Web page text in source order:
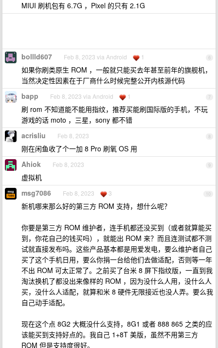
MIUI 刷机包有 6.7G ，Pixel 的只有 2.1G
6
bollld607 Feb 8, 2023 via Android 1
如果你刷类原生 ROM ，一般就只能买去年甚至前年的旗舰机，
当然决定性因素在于厂商什么时候完整公开内核源代码
7
bapp Feb 8, 2023 via Android 1
刷 rom 不知道能不能用指纹，推荐买能刷国际版的手机，不玩
游戏的话 moto ，三星，sony 都不错
8
acrisliu Feb 8, 2023
刚在闲鱼收了个一加 8 Pro 刷氧 OS 用
9
Ahiok Feb 8, 2023
虚拟机
10
msg7086 Feb 8, 2023 3
新机哪来那么好的第三方 ROM 支持，想什么呢？
你要是第三方 ROM 维护者，连手机都还没买到（或者就算能买
到，你花自己的钱买吗），就能出 ROM 来？而且连测试都不测
试就直接发布吗。这些产品基本都是用爱发电，要么维护者自己
买了这个手机日用，要么你捐一台给他们去做适配，否则等一年
不出 ROM 可太正常了。之前买了台米 8 屏下指纹版，一直到我
淘汰换机了都没出来像样的 ROM ，因为没什么人用，没什么人
买，没什么人适配，就算和米 8 硬件无限接近也没人弄。要么我
自己动手适配。
现在这个点 8G2 大概没什么支持，8G1 或者 888 865 之类的应
该能买到支持好点的。我自己 1+8T 美版，虽然不用第三方
ROM 但是支持度很好。